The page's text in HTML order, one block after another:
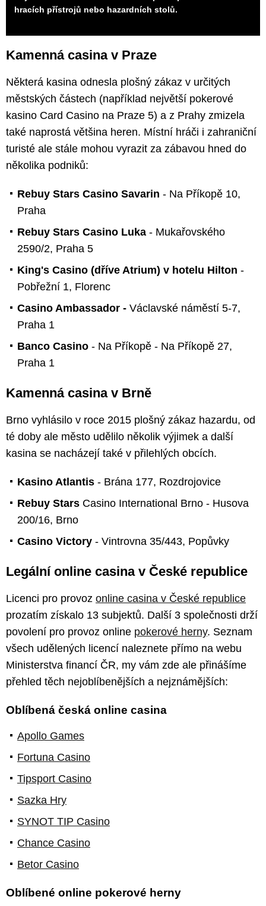
hracích přístrojů nebo hazardních stolů.
Kamenná casina v Praze
Některá kasina odnesla plošný zákaz v určitých
městských částech (například největší pokerové
kasino Card Casino na Praze 5) a z Prahy zmizela
také naprostá většina heren. Místní hráči i zahraniční
turisté ale stále mohou vyrazit za zábavou hned do
několika podniků:
Rebuy Stars Casino Savarin - Na Příkopě 10,
Praha
Rebuy Stars Casino Luka - Mukařovského
2590/2, Praha 5
King's Casino (dříve Atrium) v hotelu Hilton -
Pobřežní 1, Florenc
Casino Ambassador - Václavské náměstí 5-7,
Praha 1
Banco Casino - Na Příkopě - Na Příkopě 27,
Praha 1
Kamenná casina v Brně
Brno vyhlásilo v roce 2015 plošný zákaz hazardu, od
té doby ale město udělilo několik výjimek a další
kasina se nacházejí také v přilehlých obcích.
Kasino Atlantis - Brána 177, Rozdrojovice
Rebuy Stars Casino International Brno - Husova
200/16, Brno
Casino Victory - Vintrovna 35/443, Popůvky
Legální online casina v České republice
Licenci pro provoz online casina v České republice
prozatím získalo 13 subjektů. Další 3 společnosti drží
povolení pro provoz online pokerové herny. Seznam
všech udělených licencí naleznete přímo na webu
Ministerstva financí ČR, my vám zde ale přinášíme
přehled těch nejoblíbenějších a nejznámějších:
Oblíbená česká online casina
Apollo Games
Fortuna Casino
Tipsport Casino
Sazka Hry
SYNOT TIP Casino
Chance Casino
Betor Casino
Oblíbené online pokerové herny